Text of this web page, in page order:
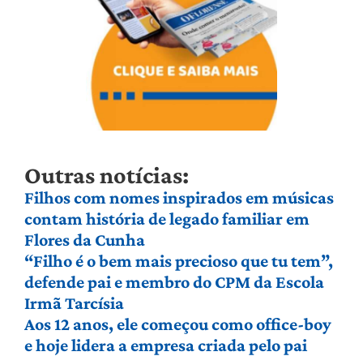
Outras notícias:
Filhos com nomes inspirados em músicas
contam história de legado familiar em
Flores da Cunha
“Filho é o bem mais precioso que tu tem”,
defende pai e membro do CPM da Escola
Irmã Tarcísia
Aos 12 anos, ele começou como office-boy
e hoje lidera a empresa criada pelo pai